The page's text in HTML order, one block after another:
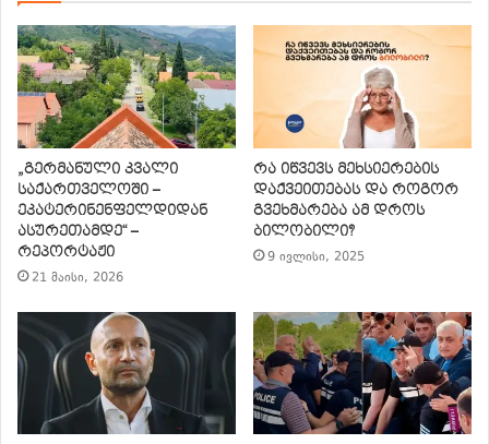
„გერმანული კვალი
საქართველოში –
ეკატერინენფელდიდან
ასურეთამდე“ –
რეპორტაჟი
21 მაისი, 2026
რა იწვევს მეხსიერების
დაქვეითებას და როგორ
გვეხმარება ამ დროს
ბილობილი?
9 ივლისი, 2025